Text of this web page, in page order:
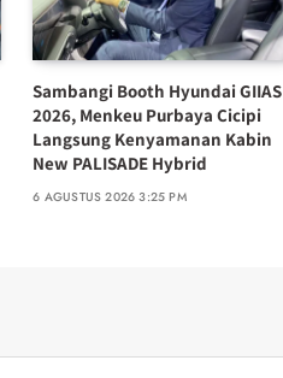
Sambangi Booth Hyundai GIIAS
2026, Menkeu Purbaya Cicipi
Langsung Kenyamanan Kabin
New PALISADE Hybrid
6 AGUSTUS 2026 3:25 PM